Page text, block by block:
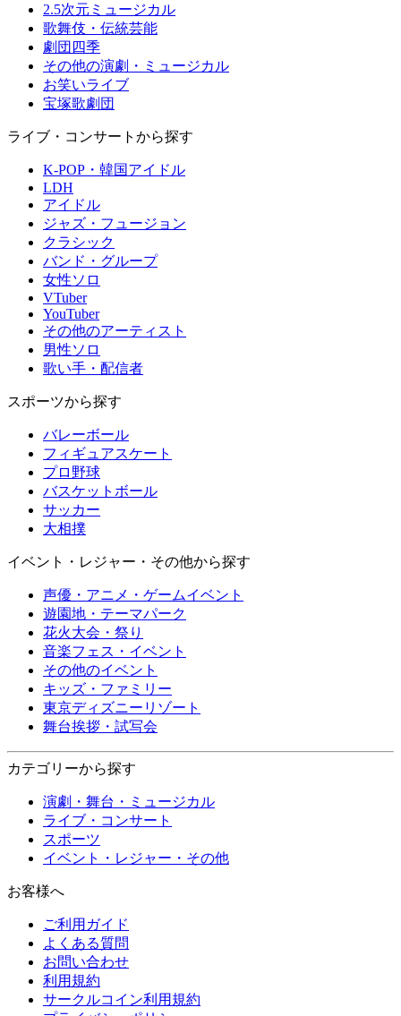
2.5次元ミュージカル
歌舞伎・伝統芸能
劇団四季
その他の演劇・ミュージカル
お笑いライブ
宝塚歌劇団
ライブ・コンサートから探す
K-POP・韓国アイドル
LDH
アイドル
ジャズ・フュージョン
クラシック
バンド・グループ
女性ソロ
VTuber
YouTuber
その他のアーティスト
男性ソロ
歌い手・配信者
スポーツから探す
バレーボール
フィギュアスケート
プロ野球
バスケットボール
サッカー
大相撲
イベント・レジャー・その他から探す
声優・アニメ・ゲームイベント
遊園地・テーマパーク
花火大会・祭り
音楽フェス・イベント
その他のイベント
キッズ・ファミリー
東京ディズニーリゾート
舞台挨拶・試写会
カテゴリーから探す
演劇・舞台・ミュージカル
ライブ・コンサート
スポーツ
イベント・レジャー・その他
お客様へ
ご利用ガイド
よくある質問
お問い合わせ
利用規約
サークルコイン利用規約